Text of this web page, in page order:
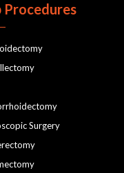
Procedures
Surgery